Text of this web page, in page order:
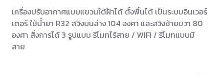
เครื่องปรับอากาศแบบแขวนใต้ฝ้าได้ ตั้งพื้นได้ เป็นระบบอินเวอร์
เตอร์ ใช้น้ำยา R32 สวิงบนล่าง 104 องศา และสวิงซ้ายขวา 80
องศา สั่งการได้ 3 รูปแบบ รีโมทไร้สาย / WIFI / รีโมทแบบมี
สาย